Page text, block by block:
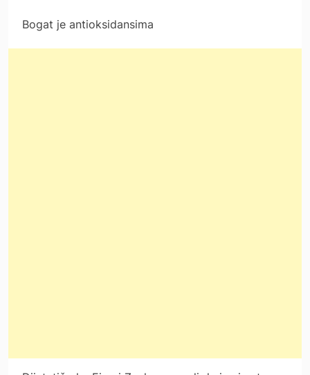
Bogat je antioksidansima